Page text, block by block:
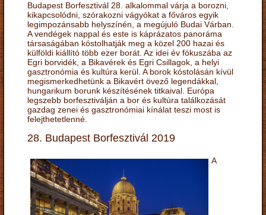
Budapest Borfesztivál 28. alkalommal várja a borozni,
kikapcsolódni, szórakozni vágyókat a főváros egyik
legimpozánsabb helyszínén, a megújuló Budai Várban.
A vendégek nappal és este is káprázatos panoráma
társaságában kóstolhatják meg a közel 200 hazai és
külföldi kiállító több ezer borát. Az idei év fókuszába az
Egri borvidék, a Bikavérek és Egri Csillagok, a helyi
gasztronómia és kultúra kerül. A borok kóstolásán kívül
megismerkedhetünk a Bikavért övező legendákkal,
hungarikum borunk készítésének titkaival. Európa
legszebb borfesztiválján a bor és kultúra találkozását
gazdag zenei és gasztronómiai kínálat teszi most is
felejthetetlenné.
28. Budapest Borfesztivál 2019
A